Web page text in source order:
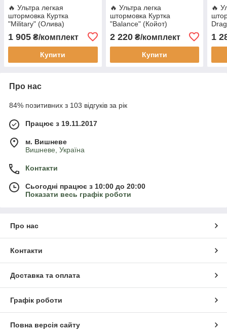
🔥 Ультра легкая
штормовка Куртка
"Military" (Олива)
тактичний, військовий)
мультикам
1 905 ₴/комплект
Купити
🔥 Ультра легка
штормовка Куртка
"Balance" (Койот)
тактичний, військовий)
мультикам
2 220₴/комплект
Купити
🔥
1
Про нас
84% позитивних з 103 відгуків за рік
Працює з 19.11.2017
м. Вишневе
Вишневе, Україна
Контакти
Сьогодні працює з 10:00 до 20:00
Показати весь графік роботи
Про нас
Контакти
Доставка та оплата
Графік роботи
Повна версія сайту